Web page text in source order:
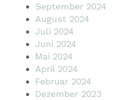
September 2024
August 2024
Juli 2024
Juni 2024
Mai 2024
April 2024
Februar 2024
Dezember 2023